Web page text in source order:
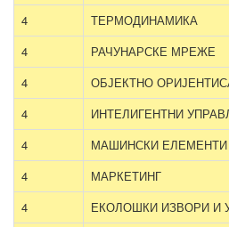
4
ТЕРМОДИНАМИКА
4
РАЧУНАРСКЕ МРЕЖЕ
4
ОБЈЕКТНО
4
ИНТЕЛИГЕНТНИ
4
МАШИНСКИ ЕЛЕМЕНТИ
4
МАРКЕТИНГ
4
ЕКОЛОШКИ ИЗВОРИ И